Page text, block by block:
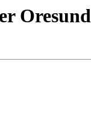
Oresund